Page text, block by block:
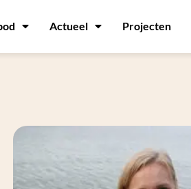
Actueel Projecten